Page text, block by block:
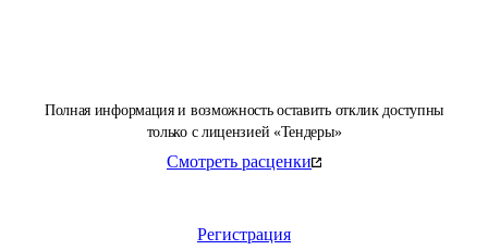
Полная информация и возможность оставить отклик доступны
только с лицензией «Тендеры»
Смотреть расценки
Регистрация